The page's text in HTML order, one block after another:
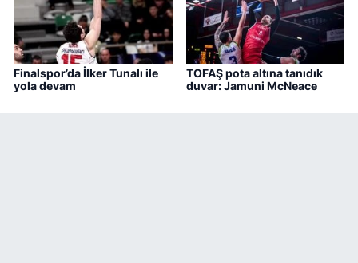
Finalspor’da İlker Tunalı ile
yola devam
TOFAŞ pota altına tanıdık
duvar: Jamuni McNeace